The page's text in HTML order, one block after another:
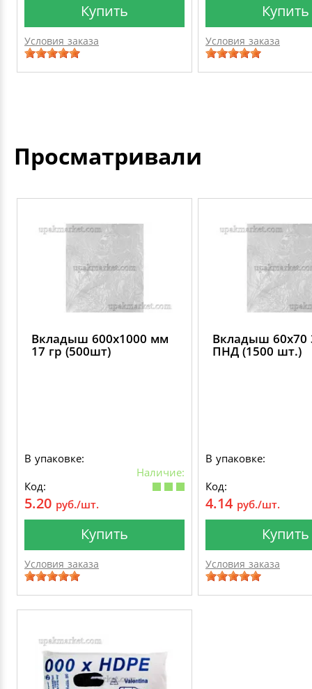
Купить
Условия заказа
Купить
Условия заказа
Просматривали
Вкладыш 600х1000 мм
17 гр (500шт)
В упаковке:
Наличие:
Код:
5.20 руб./шт.
Купить
Условия заказа
Вкладыш 60х70
ПНД (1500 шт.)
В упаковке:
Код:
4.14 руб./шт.
Купить
Условия заказа